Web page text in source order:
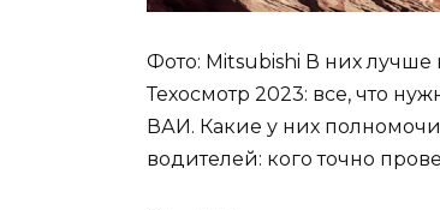
Фото: Mitsubishi В них лучше
Техосмотр 2023: все, что
ВАИ. Какие у них
водителей: кого точно